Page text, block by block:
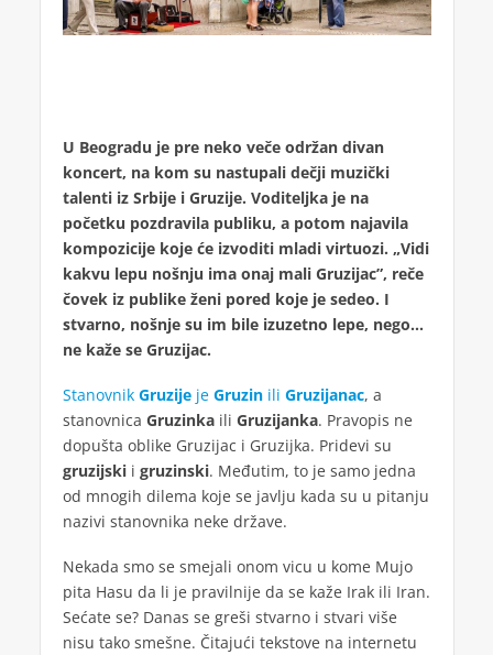
U Beogradu je pre neko veče održan divan
koncert, na kom su nastupali dečji muzički
talenti iz Srbije i Gruzije. Voditeljka je na
početku pozdravila publiku, a potom najavila
kompozicije koje će izvoditi mladi virtuozi. „Vidi
kakvu lepu nošnju ima onaj mali Gruzijac”, reče
čovek iz publike ženi pored koje je sedeo. I
stvarno, nošnje su im bile izuzetno lepe, nego…
ne kaže se Gruzijac.
Stanovnik Gruzijeje Gruzinili Gruzijanac, a
stanovnica Gruzinkaili Gruzijanka. Pravopis ne
dopušta oblike Gruzijac i Gruzijka. Pridevi su
gruzijskii gruzinski. Međutim, to je samo jedna
od mnogih dilema koje se javlju kada su u pitanju
nazivi stanovnika neke države.
Nekada smo se smejali onom vicu u kome Mujo
pita Hasu da li je pravilnije da se kaže Irak ili Iran.
Sećate se? Danas se greši stvarno i stvari više
nisu tako smešne. Čitajući tekstove na internetu